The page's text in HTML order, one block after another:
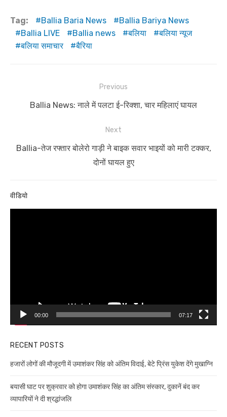
Tag: Ballia Baria News
Ballia Bariya News
Ballia LIVE
Ballia news बलिया
बलिया न्यूज
बलिया समाचार
बैरिया
navigation
Previous
Previous
Ballia News: नाले में पलटा ई-रिक्शा, चार महिलाएं घायल
Next
Next
Ballia-तेज रफ्तार बोलेरो गाड़ी ने बाइक सवार भाइयों को मारी टक्कर,
दोनों घायल हुए
वीडियो
00:00 07:17
RECENT POSTS
हजारों लोगों की मौजूदगी में उमाशंकर सिंह को अंतिम विदाई, बेटे प्रिंस युकेश देंगे मुखाग्नि
बयासी घाट पर शुक्रवार को होगा उमाशंकर सिंह का अंतिम संस्कार, दुकानें बंद कर
व्यापारियों ने दी श्रद्धांजलि